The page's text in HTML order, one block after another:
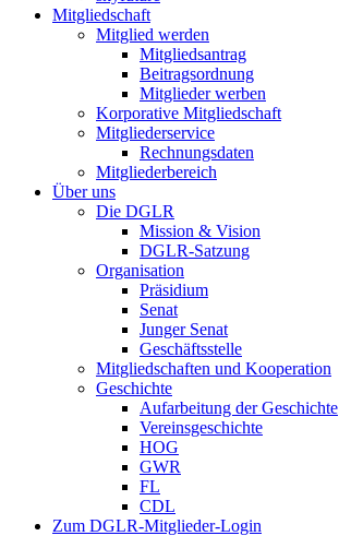
Mitgliedschaft
Mitglied werden
Mitgliedsantrag
Beitragsordnung
Mitglieder werben
Korporative Mitgliedschaft
Mitgliederservice
Rechnungsdaten
Mitgliederbereich
Über uns
Die DGLR
Mission & Vision
DGLR-Satzung
Organisation
Präsidium
Senat
Junger Senat
Geschäftsstelle
Mitgliedschaften und Kooperation
Geschichte
Aufarbeitung der Geschichte
Vereinsgeschichte
HOG
GWR
FL
CDL
Zum DGLR-Mitglieder-Login